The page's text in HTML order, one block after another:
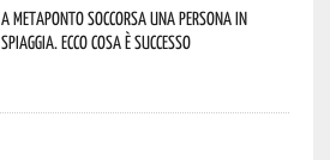
A Metaponto soccorsa una persona in
spiaggia. Ecco cosa è successo